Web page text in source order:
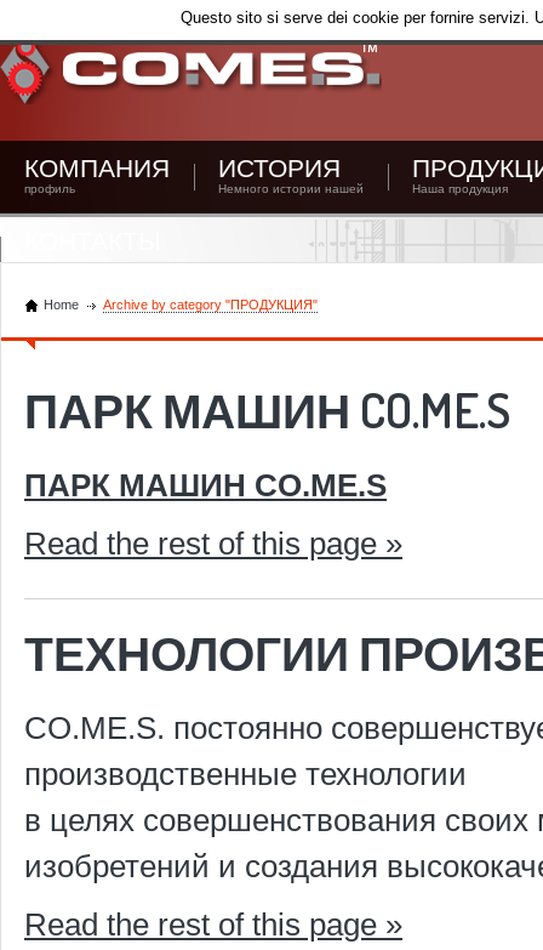
КОМПАНИЯ
профиль
ИСТОРИЯ
Немного истории нашей Наша продукция
Home Archive by category "ПРОДУКЦИЯ"
ПАРК МАШИН CO.ME.S
ПАРК МАШИН CO.ME.S
Read the rest of this page »
ТЕХНОЛОГИИ
CO.ME.S. постоянно
производственные технологии
в целях совершенствования
изобретений и создания
Read the rest of this page »
Questo sito si serve dei cookie per fornire servizi.